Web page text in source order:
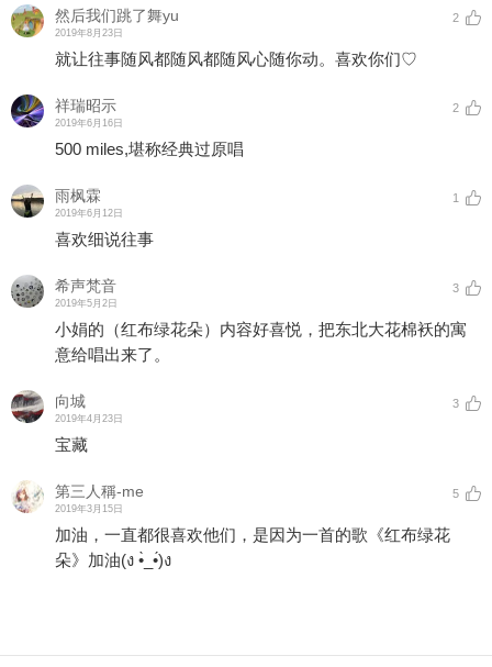
然后我们跳了舞yu
2019年8月23日
2
就让往事随风都随风都随风心随你动。喜欢你们♡
祥瑞昭示
2019年6月16日
2
500 miles,堪称经典过原唱
雨枫霖
2019年6月12日
1
喜欢细说往事
希声梵音
2019年5月2日
3
小娟的（红布绿花朵）内容好喜悦，把东北大花棉袄的寓
意给唱出来了。
向城
2019年4月23日
3
宝藏
第三人稱-me
2019年3月15日
5
加油，一直都很喜欢他们，是因为一首的歌《红布绿花
朵》加油(ง •̀_•́)ง